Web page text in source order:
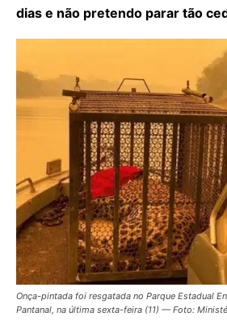
dias e não pretendo parar tão
Onça-pintada foi resgatada no Parque Estadual
Pantanal, na última sexta-feira (11) — Foto: